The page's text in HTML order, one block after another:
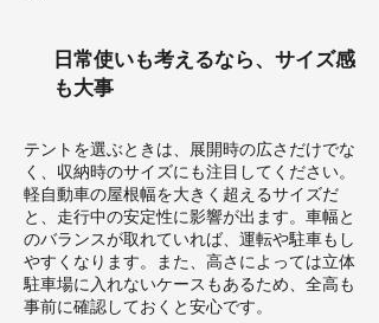
日常使いも考えるなら、サイズ感
も大事
テントを選ぶときは、展開時の広さだけでな
く、収納時のサイズにも注目してください。
軽自動車の屋根幅を大きく超えるサイズだ
と、走行中の安定性に影響が出ます。車幅と
のバランスが取れていれば、運転や駐車もし
やすくなります。また、高さによっては立体
駐車場に入れないケースもあるため、全高も
事前に確認しておくと安心です。